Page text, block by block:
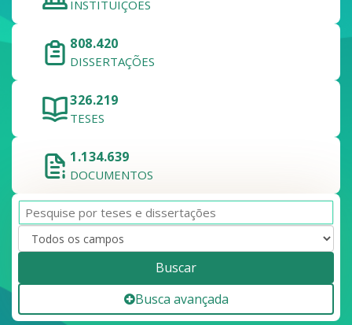
INSTITUIÇÕES
808.420
DISSERTAÇÕES
326.219
TESES
1.134.639
DOCUMENTOS
Buscar
Busca avançada